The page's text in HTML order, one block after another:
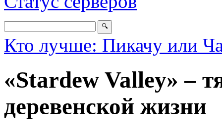
Кто лучше: Пикачу или
«Stardew Valley» –
деревенской жизни